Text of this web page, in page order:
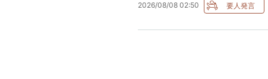
2026/08/08 02:50